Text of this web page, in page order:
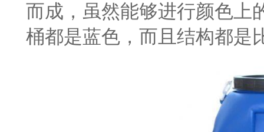
而成，虽然能够进行颜色上
桶都是蓝色，而且结构都是